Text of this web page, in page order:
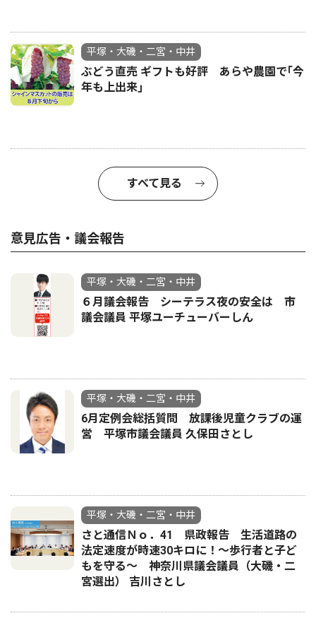
平塚・大磯・二宮・中井
ぶどう直売 ギフトも好評 あらや農園で｢今
年も上出来｣
すべて見る
意見広告・議会報告
平塚・大磯・二宮・中井
６月議会報告 シーテラス夜の安全は 市
議会議員 平塚ユーチューバーしん
平塚・大磯・二宮・中井
6月定例会総括質問 放課後児童クラブの運
営 平塚市議会議員 久保田さとし
平塚・大磯・二宮・中井
さと通信Ｎｏ．41 県政報告 生活道路の
法定速度が時速30キロに！〜歩行者と子ど
もを守る〜 神奈川県議会議員（大磯・二
宮選出） 吉川さとし